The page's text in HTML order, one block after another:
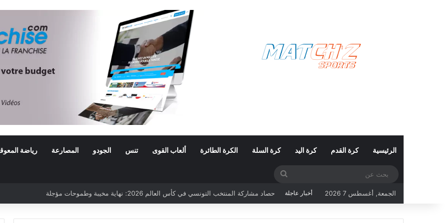
الرئيسية كرة القدم كرة اليد كرة السلة الكرة الطائرة ألعاب القوى تنس الجودو المصارعة رياضة
عن
الجمعة, أغسطس 7 2026 أخبار عاجلة حصاد مشاركة المنتخب التونسي في كأس العالم 2026: نهاية مخيبة وطموحات مؤجلة